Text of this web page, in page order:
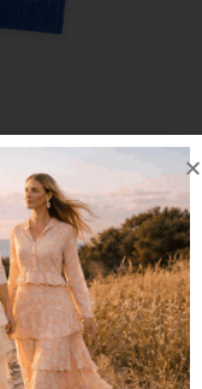
טופ קשירה כחול רויאל
₪99